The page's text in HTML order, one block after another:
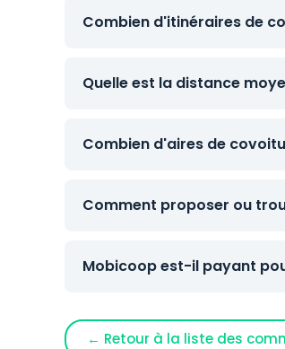
Combien d'itinéraires de
Quelle est la distance
Combien d'aires de
Comment proposer ou
Mobicoop est-il payant
← Retour à la liste des